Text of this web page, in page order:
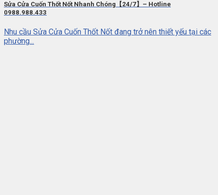
Sửa Cửa Cuốn Thốt Nốt Nhanh Chóng【24/7】– Hotline
0988.988.433
Nhu cầu Sửa Cửa Cuốn Thốt Nốt đang trở nên thiết yếu tại các
phường...